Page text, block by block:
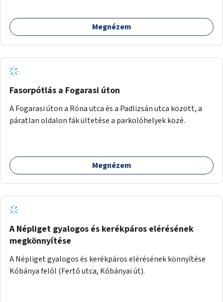
Megnézem
Fasorpótlás a Fogarasi úton
A Fogarasi úton a Róna utca és a Padlizsán utca között, a
páratlan oldalon fák ültetése a parkolóhelyek közé.
Megnézem
A Népliget gyalogos és kerékpáros elérésének
megkönnyítése
A Népliget gyalogos és kerékpáros elérésének könnyítése
Kőbánya felől (Fertő utca, Kőbányai út).